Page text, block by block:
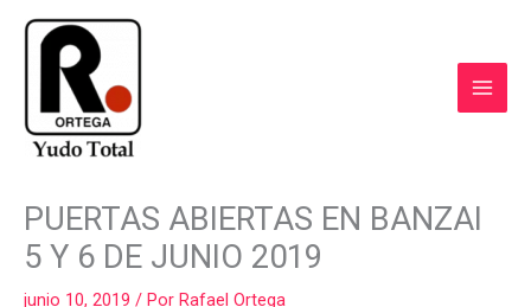
contenido
PUERTAS ABIERTAS EN BANZAI
5 Y 6 DE JUNIO 2019
junio 10, 2019 / Por Rafael Ortega
COMPARTIR
EN
FACEBOOK
COMPARTIR
EN
WHATSAPP
COMPARTIR
EN
LINKEDIN
COMPARTIR
EN
EN
EMAIL